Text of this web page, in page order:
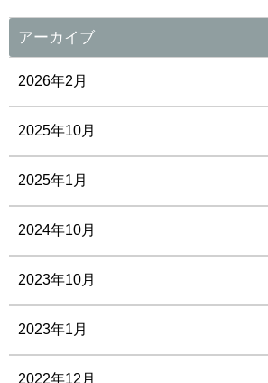
アーカイブ
2026年2月
2025年10月
2025年1月
2024年10月
2023年10月
2023年1月
2022年12月